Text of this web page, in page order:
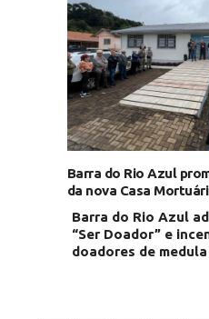
Barra do Rio Azul
da nova Casa
Barra do Rio Azul
“Ser Doador” e
doadores de